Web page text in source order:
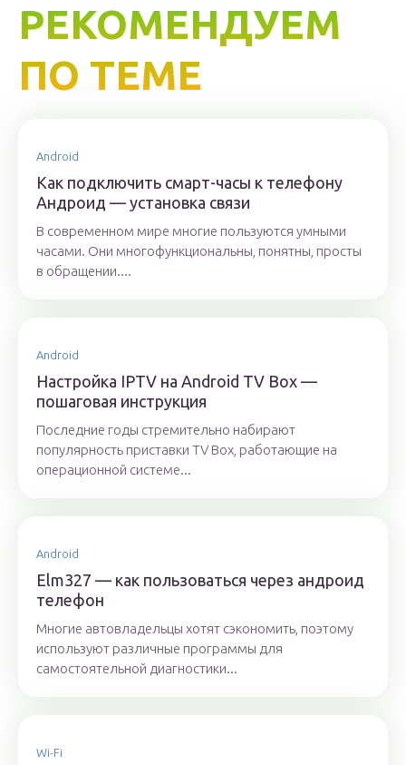
РЕКОМЕНДУЕМ
ПО ТЕМЕ
Android
Как подключить смарт-часы к телефону
Андроид — установка связи
В современном мире многие пользуются умными
часами. Они многофункциональны, понятны, просты
в обращении....
Android
Настройка IPTV на Android TV Box —
пошаговая инструкция
Последние годы стремительно набирают
популярность приставки TV Box, работающие на
операционной системе...
Android
Elm327 — как пользоваться через андроид
телефон
Многие автовладельцы хотят сэкономить, поэтому
используют различные программы для
самостоятельной диагностики...
Wi-Fi